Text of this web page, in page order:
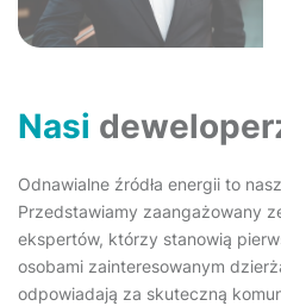
Nasi
Odnawialne źródła energii to
Przedstawiamy zaangażowany
ekspertów, którzy stanowią
osobami zainteresowanym
odpowiadają za skuteczną